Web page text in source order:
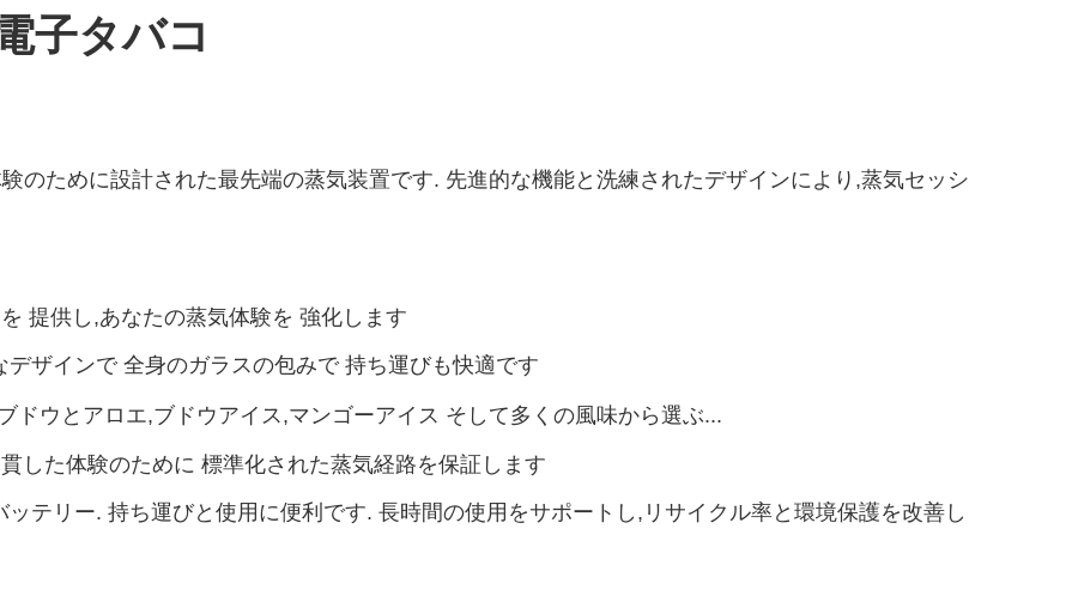
子タバコ
のために設計された最先端の蒸気装置です. 先進的な機能と洗練されたデザインにより,蒸気セッシ
提供し,あなたの蒸気体験を 強化します
デザインで 全身のガラスの包みで 持ち運びも快適です
ドウとアロエ,ブドウアイス,マンゴーアイス そして多くの風味から選ぶ...
した体験のために 標準化された蒸気経路を保証します
テリー. 持ち運びと使用に便利です. 長時間の使用をサポートし,リサイクル率と環境保護を改善し